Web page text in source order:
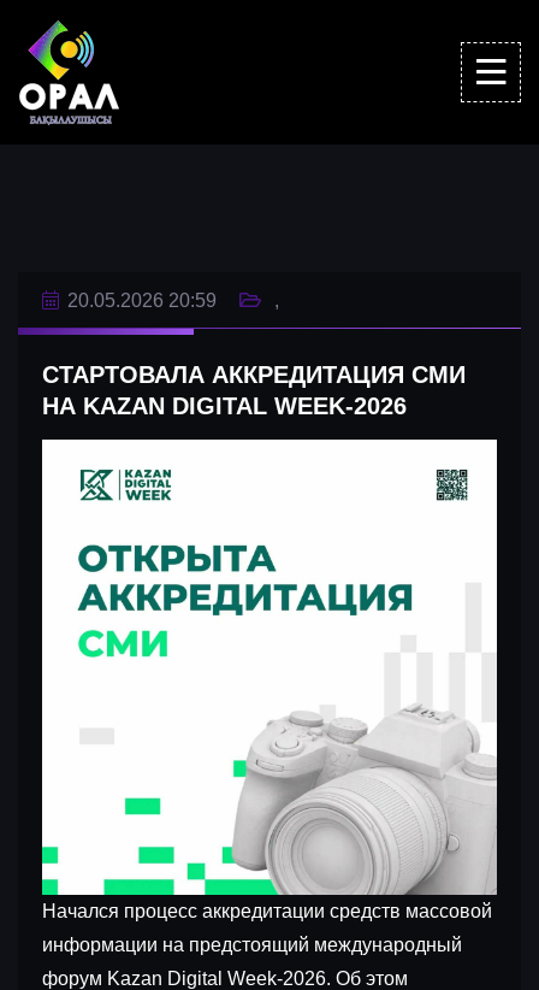
20.05.2026 20:59
СТАРТОВАЛА АККРЕДИТАЦИЯ СМИ
НА KAZAN DIGITAL WEEK-2026
Начался процесс аккредитации средств массовой
информации на предстоящий международный
форум Kazan Digital Week-2026. Об этом